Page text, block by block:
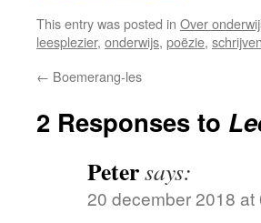
This entry was posted in Over
leesplezier, onderwijs, poëzie, schrijven
← Boemerang-les
2 Responses to
Petersays:
20 december 2018 at